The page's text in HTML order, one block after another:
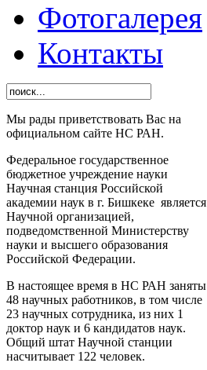
Фотогалерея
Контакты
Мы рады приветствовать Вас на
официальном сайте НС РАН.
Федеральное государственное
бюджетное учреждение науки
Научная станция Российской
академии наук в г. Бишкеке является
Научной организацией,
подведомственной Министерству
науки и высшего образования
Российской Федерации.
В настоящее время в НС РАН заняты
48 научных работников, в том числе
23 научных сотрудника, из них 1
доктор наук и 6 кандидатов наук.
Общий штат Научной станции
насчитывает 122 человек.